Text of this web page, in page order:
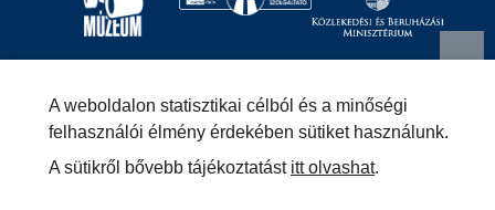
1024 Budapest, Fényes
Elek utca 7-13.
+36 (1) 819-9000 info@kozut.hu
MKNZRT (KRID: 153207128) Hivatali Kapu
A weboldalon statisztikai célból és a minőségi
felhasználói élmény érdekében sütiket használunk.
A sütikről bővebb tájékoztatást itt olvashat.